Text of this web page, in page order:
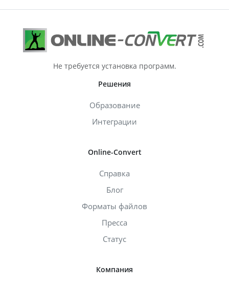
Не требуется установка программ.
Решения
Образование
Интеграции
Online-Convert
Справка
Блог
Форматы файлов
Пресса
Статус
Компания